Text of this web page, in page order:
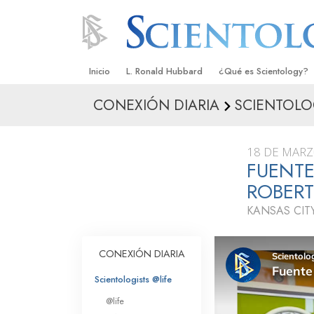
Inicio L. Ronald Hubbard ¿Qué es Scientology?
Creencias y Prácticas
Qué dicen los
Scientology
Conoce a un
Los Principios
Una Introducción a
CONEXIÓN DIARIA
18 DE
ROBERT
KANSAS
CONEXIÓN DIARIA
Scientologists @life
@life